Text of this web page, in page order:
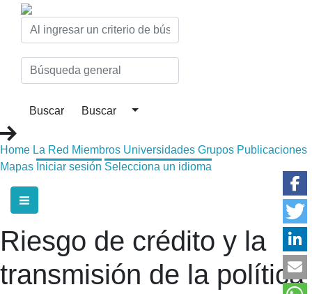
Home La Red Miembros Universidades Grupos Publicaciones
Mapas Iniciar sesión Selecciona un idioma
Riesgo de crédito y la
transmisión de la política